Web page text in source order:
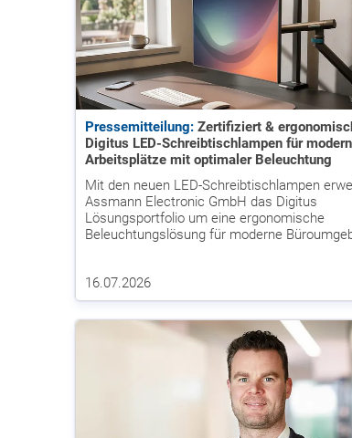
Pressemitteilung: Zertifiziert &
Digitus LED-Schreibtischlampen für
Arbeitsplätze mit optimaler Beleuchtung
Mit den neuen LED-Schreibtischlampen
Assmann Electronic GmbH das Digitus
Lösungsportfolio um eine ergonomische
Beleuchtungslösung für moderne
16.07.2026